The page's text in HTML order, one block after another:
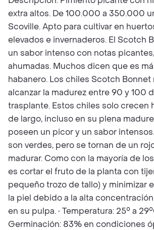
extra altos. De 100.000 a 350.000
Scoville. Apto para cultivar en
elevados e invernaderos. El Scotch
un sabor intenso con notas
ahumadas. Muchos dicen que es
habanero. Los chiles Scotch Bonnet
alcanzar la madurez entre 90 y 100
trasplante. Estos chiles solo crecen
de largo, incluso en su plena
poseen un picor y un sabor
son verdes, pero se tornan de un
madurar. Como con la mayoría de
es cortar el fruto de la planta con
pequeño trozo de tallo) y minimizar
la piel debido a la alta
en su pulpa. • Temperatura: 25° a
Germinación: 83% en condiciones